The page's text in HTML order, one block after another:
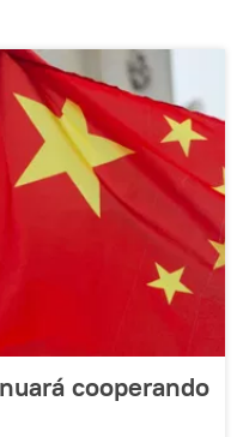
cooperando